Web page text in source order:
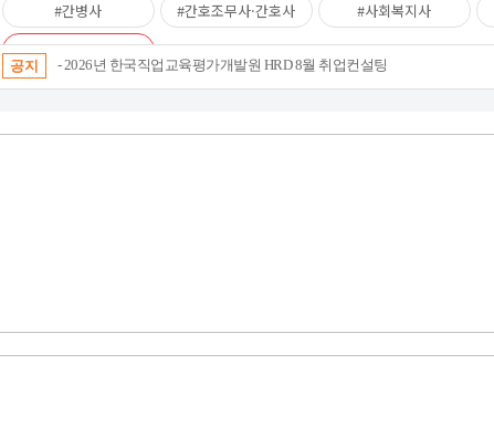
간병사
간호조무사·간호사 사회복지사
반려동물 장례지도사
공지 - 2026년 한국직업교육평가개발원 HRD 8월 취업컨설팅
- 2026년 한국직업교육평가개발원 HRD 6월 교육과정 생활지원사 취업지원 설명회